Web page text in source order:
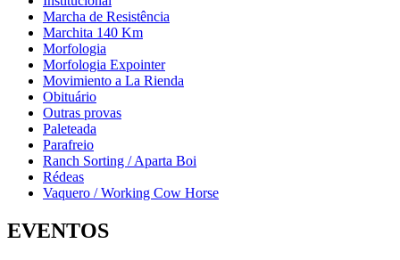
Marcha de Resistência
Marchita 140 Km
Morfologia
Morfologia Expointer
Movimiento a La Rienda
Obituário
Outras provas
Paleteada
Parafreio
Ranch Sorting / Aparta Boi
Rédeas
Vaquero / Working Cow Horse
EVENTOS